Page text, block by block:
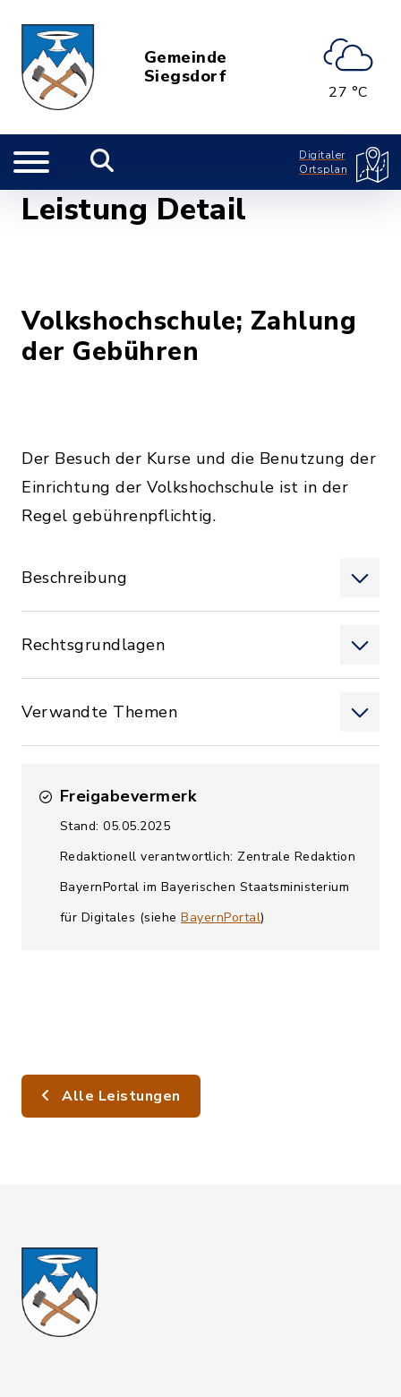
Gemeinde
Siegsdorf
27 °C
Digitaler
Ortsplan
Leistung Detail
Volkshochschule; Zahlung
der Gebühren
Der Besuch der Kurse und die Benutzung der
Einrichtung der Volkshochschule ist in der
Regel gebührenpflichtig.
Beschreibung
Rechtsgrundlagen
Verwandte Themen
Freigabevermerk
Stand: 05.05.2025
Redaktionell verantwortlich: Zentrale Redaktion
BayernPortal im Bayerischen Staatsministerium
für Digitales (siehe BayernPortal)
Alle Leistungen